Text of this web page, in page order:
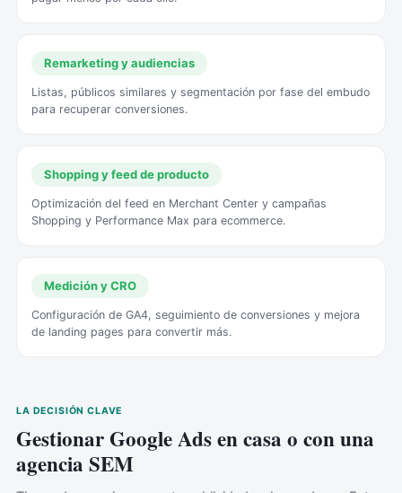
Remarketing y audiencias
Listas, públicos similares y segmentación por fase del embudo
para recuperar conversiones.
Shopping y feed de producto
Optimización del feed en Merchant Center y campañas
Shopping y Performance Max para ecommerce.
Medición y CRO
Configuración de GA4, seguimiento de conversiones y mejora
de landing pages para convertir más.
LA DECISIÓN CLAVE
Gestionar Google Ads en casa o con una
agencia SEM